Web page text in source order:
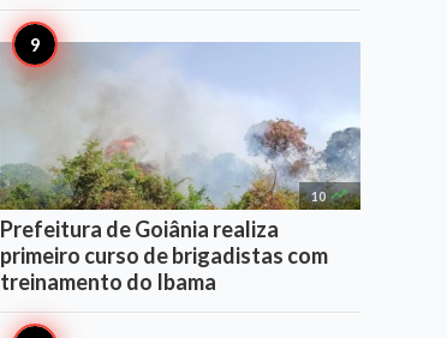
10 
Prefeitura de Goiânia realiza
primeiro curso de brigadistas com
treinamento do Ibama